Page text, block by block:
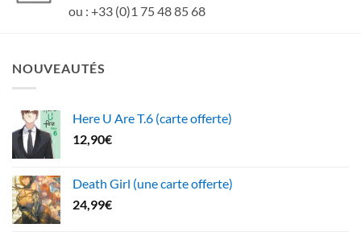
ou : +33 (0)1 75 48 85 68
NOUVEAUTÉS
Here U Are T.6 (carte offerte)
12,90€
Death Girl (une carte offerte)
24,99€